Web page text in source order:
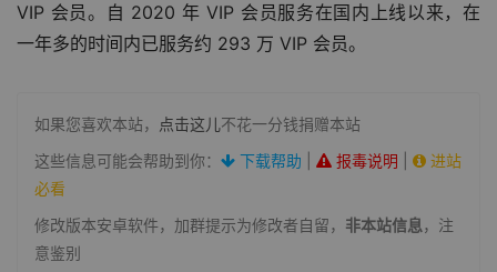
VIP 会员。自 2020 年 VIP 会员服务在国内上线以来，在
一年多的时间内已服务约 293 万 VIP 会员。
如果您喜欢本站， 点击这儿不花一分钱捐赠本站
这些信息可能会帮助到你：
下载帮助 报毒说明
进站
必看
修改版本安卓软件，加群提示为修改者自留， 非本站信息，注
意鉴别